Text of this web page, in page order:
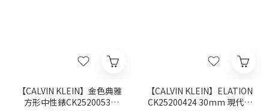
【CALVIN KLEIN】金色典雅
方形中性錶CK25200530
【CALVIN KLEIN】ELATION
CK25200424 30mm 現代鐘